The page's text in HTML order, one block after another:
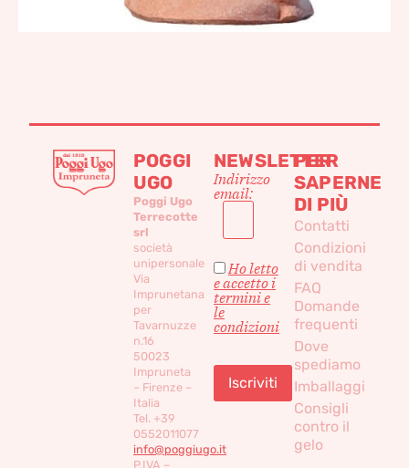
POGGI
UGO
Poggi Ugo
Terrecotte
srl
società
unipersonale
Via
Imprunetana
per
Tavarnuzze
n.16
50023
Impruneta
– Firenze –
Italia
Tel. +39
0552011077
info@poggiugo.it
P.IVA –
NEWSLETTER
Indirizzo
email:
Ho letto
e accetto i
termini e
le
condizioni
PER
SAPERNE
DI PIÙ
Contatti
Condizioni
di vendita
FAQ
Domande
frequenti
Dove
spediamo
Imballaggi
Consigli
contro il
gelo